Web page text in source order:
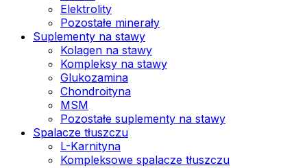
Elektrolity
Pozostałe minerały
Suplementy na stawy
Kolagen na stawy
Kompleksy na stawy
Glukozamina
Chondroityna
MSM
Pozostałe suplementy na stawy
Spalacze tłuszczu
L-Karnityna
Kompleksowe spalacze tłuszczu